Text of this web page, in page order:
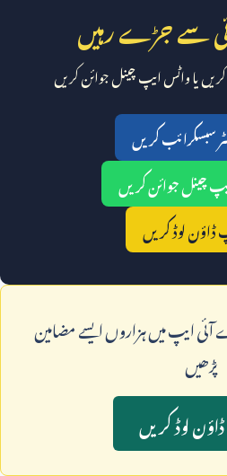
سے جڑے رہیں
کریں یا واٹس ایپ چینل جوائن کریں
سبسکرائب کریں
چینل جوائن کریں
ڈاؤن لوڈ کریں
آئی ايپ ميں ہزاروں ايسے مضامين
پڑھيں
لوڈ کريں